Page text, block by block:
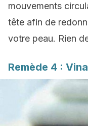
mouvements
tête afin de
votre peau. Rien
Remède 4 :